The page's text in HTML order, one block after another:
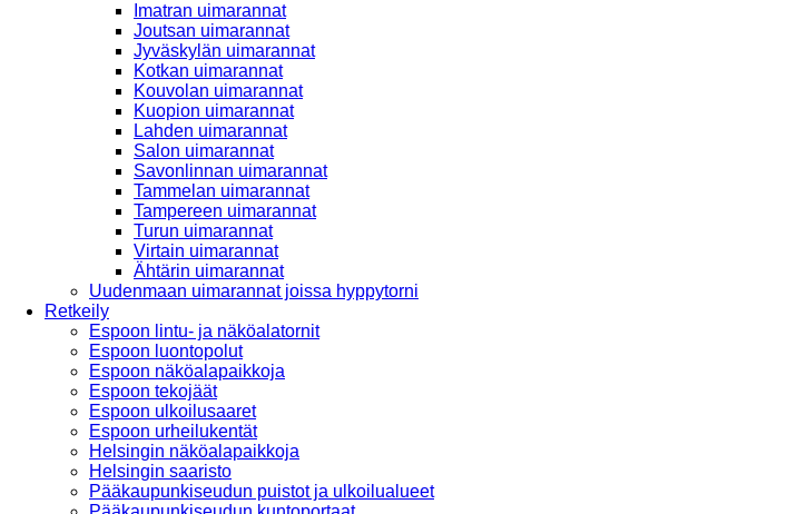
Imatran uimarannat
Joutsan uimarannat
Jyväskylän uimarannat
Kotkan uimarannat
Kouvolan uimarannat
Kuopion uimarannat
Lahden uimarannat
Salon uimarannat
Savonlinnan uimarannat
Tammelan uimarannat
Tampereen uimarannat
Turun uimarannat
Virtain uimarannat
Ähtärin uimarannat
Uudenmaan uimarannat joissa hyppytorni
Retkeily
Espoon lintu- ja näköalatornit
Espoon luontopolut
Espoon näköalapaikkoja
Espoon tekojäät
Espoon ulkoilusaaret
Espoon urheilukentät
Helsingin näköalapaikkoja
Helsingin saaristo
Pääkaupunkiseudun puistot ja ulkoilualueet